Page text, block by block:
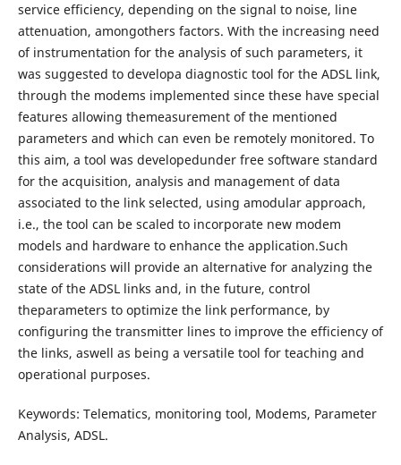
service efficiency, depending on the signal to noise, line
attenuation, amongothers factors. With the increasing need
of instrumentation for the analysis of such parameters, it
was suggested to developa diagnostic tool for the ADSL link,
through the modems implemented since these have special
features allowing themeasurement of the mentioned
parameters and which can even be remotely monitored. To
this aim, a tool was developedunder free software standard
for the acquisition, analysis and management of data
associated to the link selected, using amodular approach,
i.e., the tool can be scaled to incorporate new modem
models and hardware to enhance the application.Such
considerations will provide an alternative for analyzing the
state of the ADSL links and, in the future, control
theparameters to optimize the link performance, by
configuring the transmitter lines to improve the efficiency of
the links, aswell as being a versatile tool for teaching and
operational purposes.
Keywords: Telematics, monitoring tool, Modems, Parameter
Analysis, ADSL.